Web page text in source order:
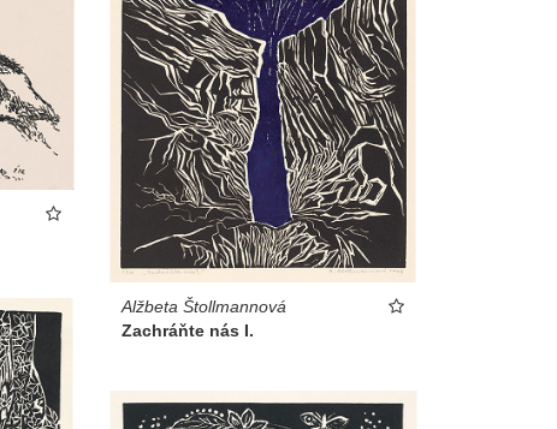
Alžbeta Štollmannová
Zachráňte nás I.